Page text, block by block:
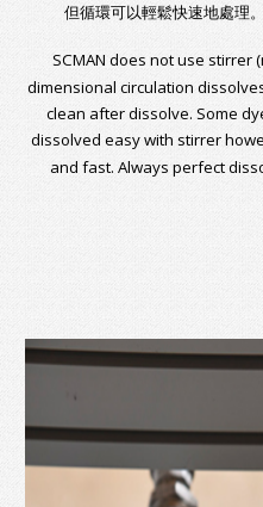
但循環可以輕鬆快速地處理
SCMAN does not use stirrer
dimensional circulation
clean after dissolve. Some
dissolved easy with stirrer
and fast. Always perfect